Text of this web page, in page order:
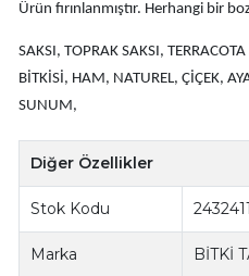
Ürün fırınlanmıştır. Herhangi bir
SAKSI, TOPRAK SAKSI,
BİTKİSİ, HAM, NATUREL, ÇİÇEK,
SUNUM,
Diğer Özellikler
Stok Kodu
Marka BİTKİ